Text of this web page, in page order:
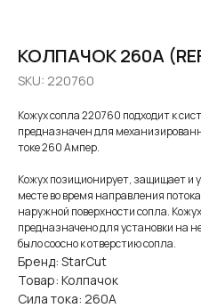
КОЛПАЧОК 260A
SKU: 220760
Кожух сопла 220760 подходит к
предназначен для
токе 260 Ампер.
Кожух позиционирует, защищает и
месте во время направления
наружной поверхности сопла.
предназначено для установки на
было соосно к отверстию сопла.
Бренд: StarCut
Товар: Колпачок
Сила тока: 260А